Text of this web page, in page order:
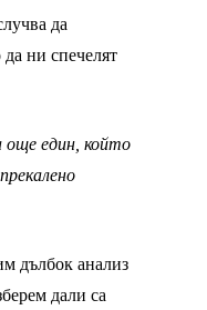
да
ни спечелят
още един, който
дълбок анализ
дали са